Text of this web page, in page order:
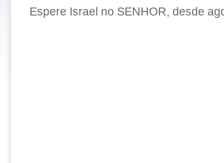
Espere Israel no SENHOR, desde